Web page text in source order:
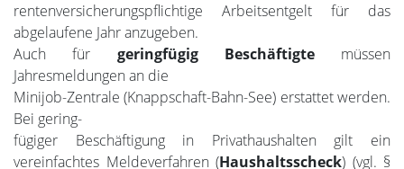
rentenversicherungspflichtige Arbeitsentgelt für das
abgelaufene Jahr anzugeben.
Auch für geringfügig Beschäftigtemüssen
Jahresmeldungen an die
Minijob-Zentrale (Knappschaft-Bahn-See) erstattet werden.
Bei gering-
fügiger Beschäftigung in Privathaushalten gilt ein
vereinfachtes Meldeverfahren (Haushaltsscheck) (vgl. §